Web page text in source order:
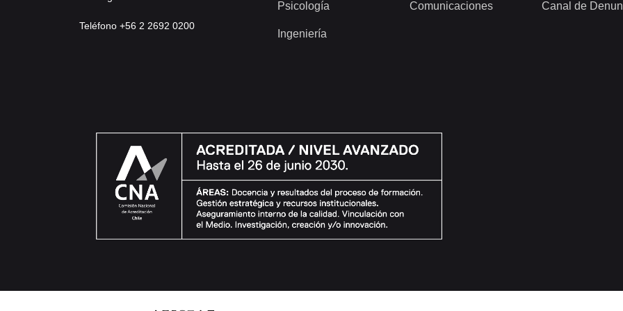
Teléfono +56 2 2692 0200
Psicología
Ingeniería
Comunicaciones Canal de